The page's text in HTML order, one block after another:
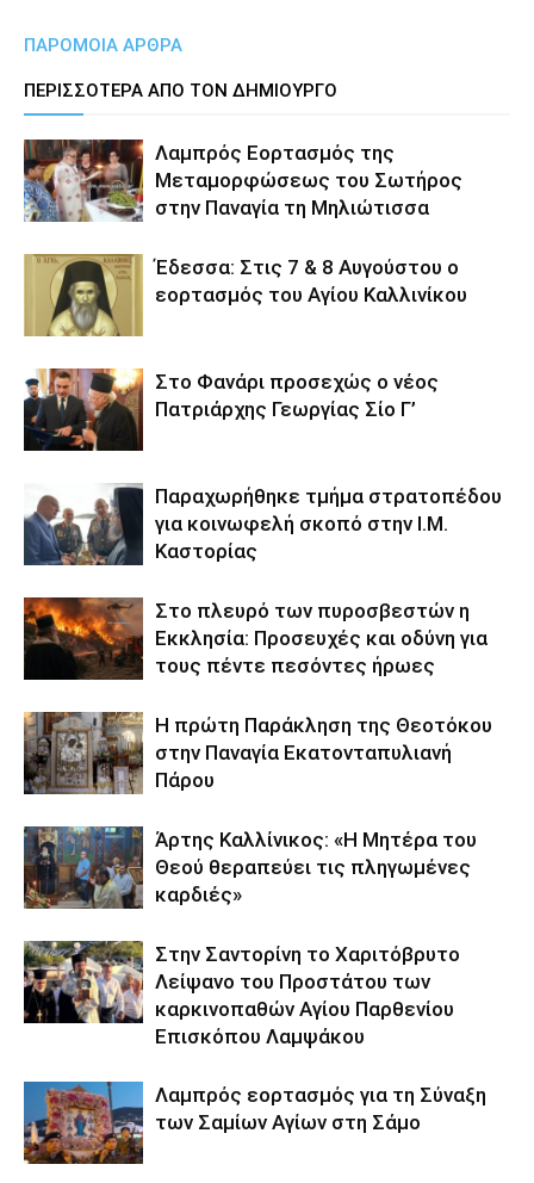
ΠΑΡΟΜΟΙΑ ΑΡΘΡΑ
ΠΕΡΙΣΣΟΤΕΡΑ ΑΠΟ ΤΟΝ ΔΗΜΙΟΥΡΓΟ
Λαμπρός Εορτασμός της
Μεταμορφώσεως του Σωτήρος
στην Παναγία τη Μηλιώτισσα
Έδεσσα: Στις 7 & 8 Αυγούστου ο
εορτασμός του Αγίου Καλλινίκου
Στο Φανάρι προσεχώς ο νέος
Πατριάρχης Γεωργίας Σίο Γ’
Παραχωρήθηκε τμήμα στρατοπέδου
για κοινωφελή σκοπό στην Ι.Μ.
Καστορίας
Στο πλευρό των πυροσβεστών η
Εκκλησία: Προσευχές και οδύνη για
τους πέντε πεσόντες ήρωες
Η πρώτη Παράκληση της Θεοτόκου
στην Παναγία Εκατονταπυλιανή
Πάρου
Άρτης Καλλίνικος: «Η Μητέρα του
Θεού θεραπεύει τις πληγωμένες
καρδιές»
Στην Σαντορίνη το Χαριτόβρυτο
Λείψανο του Προστάτου των
καρκινοπαθών Αγίου Παρθενίου
Επισκόπου Λαμψάκου
Λαμπρός εορτασμός για τη Σύναξη
των Σαμίων Αγίων στη Σάμο